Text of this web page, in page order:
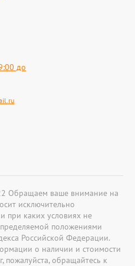
до
Обращаем ваше внимание на
исключительно
при каких условиях не
положениями
Российской Федерации.
о наличии и стоимости
пожалуйста, обращайтесь к